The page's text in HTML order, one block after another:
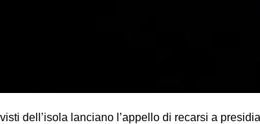
dell’isola lanciano l’appello di recarsi a